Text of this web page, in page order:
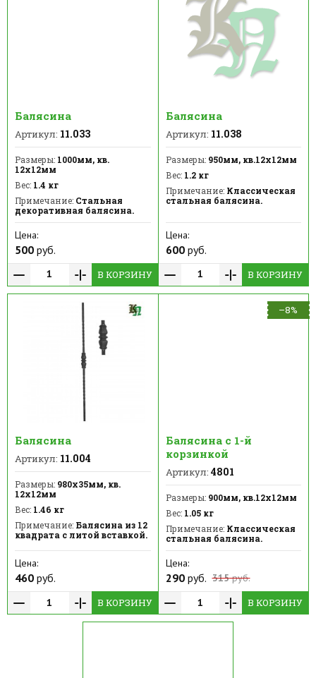
Балясина
Артикул: 11.033
Размеры: 1000мм, кв.
12х12мм
Вес: 1.4 кг
Примечание: Стальная
декоративная балясина.
Цена:
500 руб.
В КОРЗИНУ
Балясина
Артикул: 11.038
Размеры:950мм, кв.12х12мм
Вес:1.2 кг
Примечание:Классическая
стальная балясина.
Цена:
600руб.
В КОРЗИНУ
Балясина
Артикул: 11.004
Размеры: 980х35мм, кв.
12х12мм
Вес: 1.46 кг
Примечание: Балясина из 12
квадрата с литой вставкой.
Цена:
460 руб.
В КОРЗИНУ
–8%
Балясина с 1-й
корзинкой
Артикул: 4801
Размеры:900мм, кв.12х12мм
Вес:1.05 кг
Примечание:Классическая
стальная балясина.
Цена:
290руб. 315руб.
В КОРЗИНУ